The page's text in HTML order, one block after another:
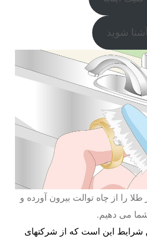
شوید
طلا را از چاه توالت بیرون آورده و
می دهیم.
شرایط این است که از شرکتهای